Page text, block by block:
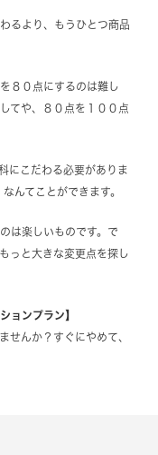
るより、もうひとつ商品
８０点にするのは難し
てや、８０点を１００点
にこだわる必要がありま
んてことができます。
は楽しいものです。で
っと大きな変更点を探し
ョンプラン】
せんか？すぐにやめて、